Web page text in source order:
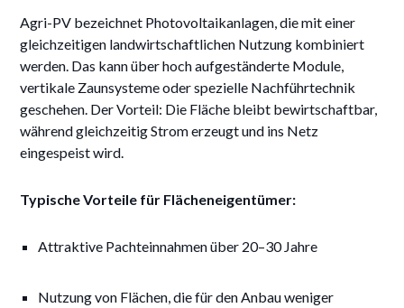
Agri-PV bezeichnet Photovoltaikanlagen, die mit einer
gleichzeitigen landwirtschaftlichen Nutzung kombiniert
werden. Das kann über hoch aufgeständerte Module,
vertikale Zaunsysteme oder spezielle Nachführtechnik
geschehen. Der Vorteil: Die Fläche bleibt bewirtschaftbar,
während gleichzeitig Strom erzeugt und ins Netz
eingespeist wird.
Typische Vorteile für Flächeneigentümer:
Attraktive Pachteinnahmen über 20–30 Jahre
Nutzung von Flächen, die für den Anbau weniger